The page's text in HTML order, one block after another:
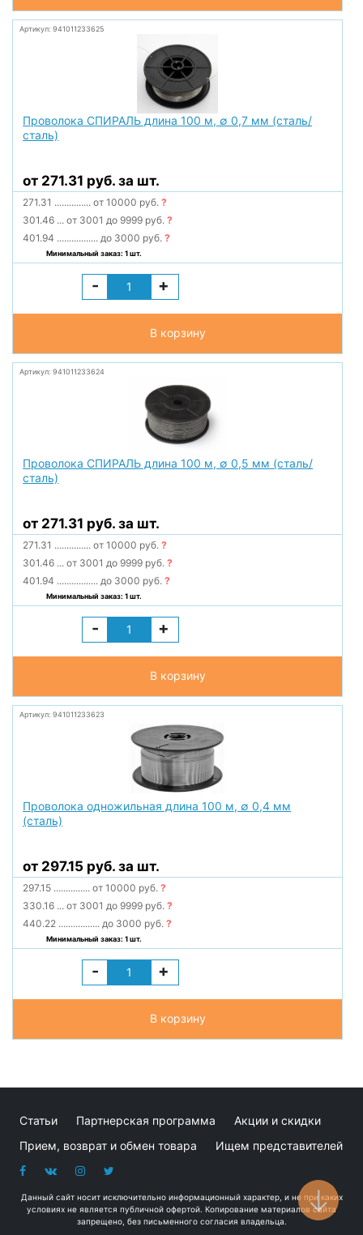
Артикул: 941011233625
Проволока СПИРАЛЬ длина 100 м, ∅ 0,7 мм (сталь/
сталь)
от 271.31 руб. за шт.
271.31 ............... от 10000 руб.?
301.46 ... от 3001 до 9999 руб.?
401.94 ................. до 3000 руб.?
Минимальный заказ: 1 шт.
- +
В корзину
Артикул: 941011233624
Проволока СПИРАЛЬ длина 100 м, ∅ 0,5 мм (сталь/
сталь)
от 271.31 руб. за шт.
271.31 ............... от 10000 руб.?
301.46 ... от 3001 до 9999 руб.?
401.94 ................. до 3000 руб.?
Минимальный заказ: 1 шт.
- +
В корзину
Артикул: 941011233623
Проволока одножильная длина 100 м, ∅ 0,4 мм
(сталь)
от 297.15 руб. за шт.
297.15 ............... от 10000 руб.?
330.16 ... от 3001 до 9999 руб.?
440.22 ................. до 3000 руб.?
Минимальный заказ: 1 шт.
- +
В корзину
Статьи Партнерская программа
Акции и скидки
Прием, возврат и обмен товара
Ищем представителей
Данный сайт носит исключительно информационный характер, и не при каких
условиях не является публичной офертой. Копирование материалов сайта
запрещено, без письменного согласия владельца.